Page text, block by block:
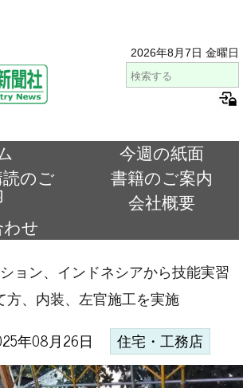
2026年8月7日 金曜日
今週の紙面
読のご
書籍のご案内
会社概要
わせ
ョン、インドネシアから技能実習
方、内装、左官施工を実施
年08月26日 住宅・工務店